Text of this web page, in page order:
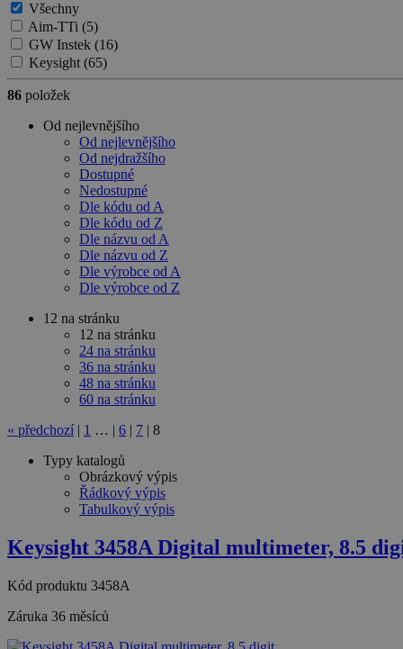
Všechny
Aim-TTi (5)
GW Instek (16)
Keysight(65)
86 položek
Od nejlevnějšího
Od nejlevnějšího
Od nejdražšího
Dostupné
Nedostupné
Dle kódu od A
Dle kódu od Z
Dle názvu od A
Dle názvu od Z
Dle výrobce od A
Dle výrobce od Z
12 na stránku
12 na stránku
24 na stránku
36 na stránku
48 na stránku
60 na stránku
« předchozí 1 … 6 7
8
Typy katalogů
Obrázkový výpis
Řádkový výpis
Tabulkový výpis
Keysight 3458A Digital multimeter, 8.5
Kód produktu 3458A
Záruka 36 měsíců